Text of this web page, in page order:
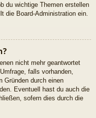
du wichtige Themen erstellen
die Board-Administration ein.
nicht mehr geantwortet
falls vorhanden,
Gründen durch einen
Eventuell hast du auch die
sofern dies durch die